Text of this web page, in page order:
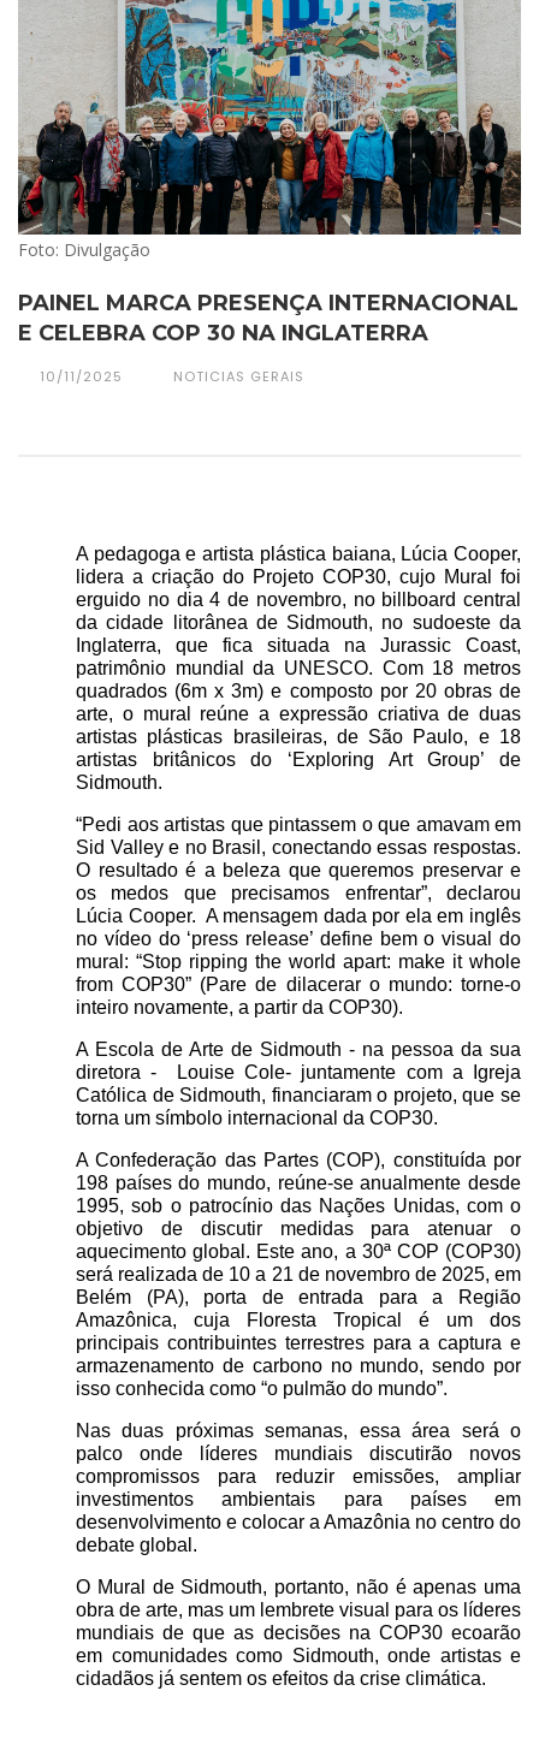
Foto: Divulgação
PAINEL MARCA PRESENÇA INTERNACIONAL
E CELEBRA COP 30 NA INGLATERRA
10/11/2025 NOTICIAS GERAIS
A pedagoga e artista plástica baiana, Lúcia Cooper,
lidera a criação do Projeto COP30, cujo Mural foi
erguido no dia 4 de novembro, no billboard central
da cidade litorânea de Sidmouth, no sudoeste da
Inglaterra, que fica situada na Jurassic Coast,
patrimônio mundial da UNESCO. Com 18 metros
quadrados (6m x 3m) e composto por 20 obras de
arte, o mural reúne a expressão criativa de duas
artistas plásticas brasileiras, de São Paulo, e 18
artistas britânicos do ‘Exploring Art Group’ de
Sidmouth.
“Pedi aos artistas que pintassem o que amavam em
Sid Valley e no Brasil, conectando essas respostas.
O resultado é a beleza que queremos preservar e
os medos que precisamos enfrentar”, declarou
Lúcia Cooper. A mensagem dada por ela em inglês
no vídeo do ‘press release’ define bem o visual do
mural: “Stop ripping the world apart: make it whole
from COP30” (Pare de dilacerar o mundo: torne-o
inteiro novamente, a partir da COP30).
A Escola de Arte de Sidmouth - na pessoa da sua
diretora - Louise Cole- juntamente com a Igreja
Católica de Sidmouth, financiaram o projeto, que se
torna um símbolo internacional da COP30.
A Confederação das Partes (COP), constituída por
198 países do mundo, reúne-se anualmente desde
1995, sob o patrocínio das Nações Unidas, com o
objetivo de discutir medidas para atenuar o
aquecimento global. Este ano, a 30ª COP (COP30)
será realizada de 10 a 21 de novembro de 2025, em
Belém (PA), porta de entrada para a Região
Amazônica, cuja Floresta Tropical é um dos
principais contribuintes terrestres para a captura e
armazenamento de carbono no mundo, sendo por
isso conhecida como “o pulmão do mundo”.
Nas duas próximas semanas, essa área será o
palco onde líderes mundiais discutirão novos
compromissos para reduzir emissões, ampliar
investimentos ambientais para países em
desenvolvimento e colocar a Amazônia no centro do
debate global.
O Mural de Sidmouth, portanto, não é apenas uma
obra de arte, mas um lembrete visual para os líderes
mundiais de que as decisões na COP30 ecoarão
em comunidades como Sidmouth, onde artistas e
cidadãos já sentem os efeitos da crise climática.